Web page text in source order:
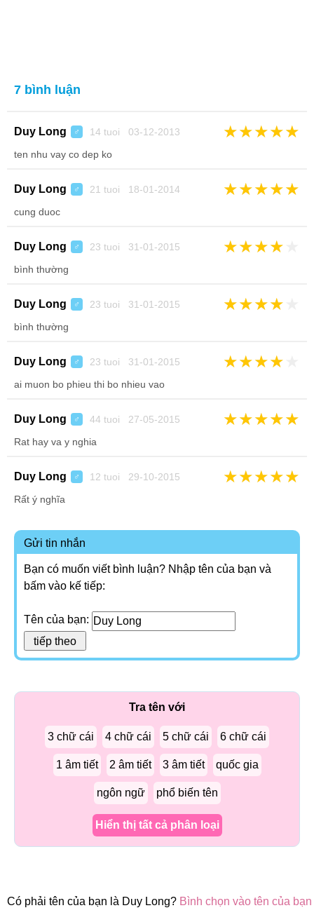
7 bình luận
Duy Long ♂ 14 tuoi 03-12-2013 ★★★★★
ten nhu vay co dep ko
Duy Long ♂ 21 tuoi 18-01-2014 ★★★★★
cung duoc
Duy Long ♂ 23 tuoi 31-01-2015 ★★★★
bình thường
Duy Long ♂ 23 tuoi 31-01-2015 ★★★★
bình thường
Duy Long ♂ 23 tuoi 31-01-2015 ★★★★
ai muon bo phieu thi bo nhieu vao
Duy Long ♂ 44 tuoi 27-05-2015 ★★★★★
Rat hay va y nghia
Duy Long ♂ 12 tuoi 29-10-2015 ★★★★★
Rất ý nghĩa
Gửi tin nhắn
Bạn có muốn viết bình luận? Nhập tên của bạn và
bấm vào kế tiếp:
Tên của bạn:
Tra tên với
3 chữ cái 4 chữ cái 5 chữ cái 6 chữ cái
1 âm tiết 2 âm tiết 3 âm tiết quốc gia
ngôn ngữ phổ biến tên
Hiển thị tất cả phân loại
Có phải tên của bạn là Duy Long? Bình chọn vào tên của bạn